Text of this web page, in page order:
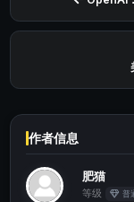
作者信息
肥猫
等级 普